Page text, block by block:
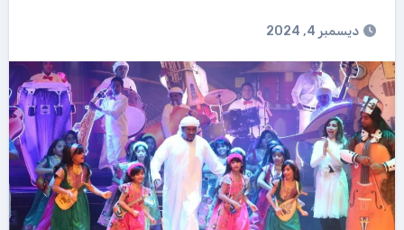
ديسمبر 4, 2024